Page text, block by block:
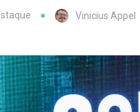
Vinicius Appel